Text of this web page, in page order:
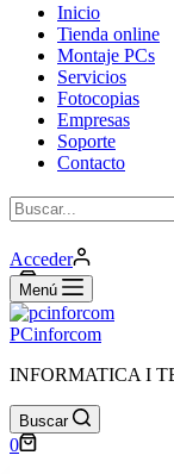
Inicio
Tienda online
Montaje PCs
Servicios
Fotocopias
Empresas
Soporte
Contacto
Sin
resultados
Acceder
Carro
de
compra
0Menú
PCinforcom
INFORMATICA I
Buscar
Carro
0